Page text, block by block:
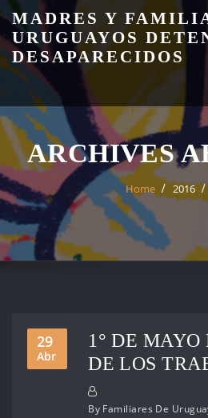
Skip
content
MADRES Y
URUGUAYOS
DESAPARECIDOS
ARCHIVES
Home 2016
29
Abr
1° DE MAYO
DE LOS
By Familiares De